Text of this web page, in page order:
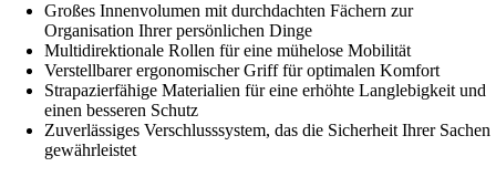
Großes Innenvolumen mit durchdachten Fächern zur
Organisation Ihrer persönlichen Dinge
Multidirektionale Rollen für eine mühelose Mobilität
Verstellbarer ergonomischer Griff für optimalen Komfort
Strapazierfähige Materialien für eine erhöhte Langlebigkeit und
einen besseren Schutz
Zuverlässiges Verschlusssystem, das die Sicherheit Ihrer Sachen
gewährleistet